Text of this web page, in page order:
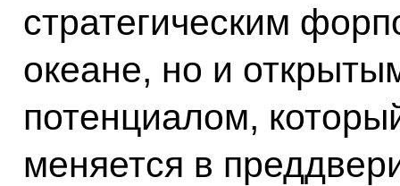
стратегическим
океане, но и
потенциалом,
меняется в